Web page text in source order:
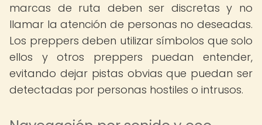
marcas de ruta deben ser discretas y no
llamar la atención de personas no deseadas.
Los preppers deben utilizar símbolos que solo
ellos y otros preppers puedan entender,
evitando dejar pistas obvias que puedan ser
detectadas por personas hostiles o intrusos.